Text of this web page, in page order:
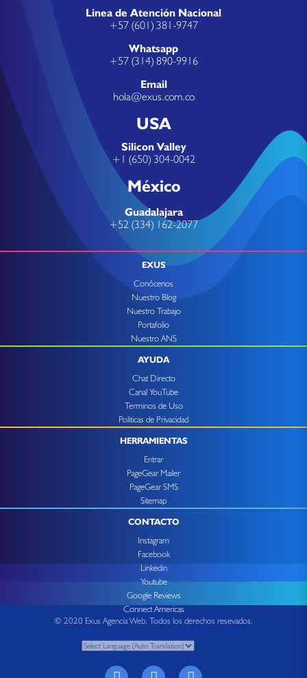
Linea de Atención Nacional
+57 (601) 381-9747
Whatsapp
+57 (314) 890-9916
Email
hola@exus.com.co
USA
Silicon Valley
+1 (650) 304-0042
México
Guadalajara
+52 (334) 162-2077
EXUS
Conócenos
Nuestro Blog
Nuestro Trabajo
Portafolio
Nuestro ANS
AYUDA
Chat Directo
Canal YouTube
Terminos de Uso
Politicas de Privacidad
HERRAMIENTAS
Entrar
PageGear Mailer
PageGear SMS
Sitemap
CONTACTO
Instagram
Facebook
Linkedin
Youtube
Google Reviews
Connect Americas
© 2020 Exus Agencia Web. Todos los derechos resevados.